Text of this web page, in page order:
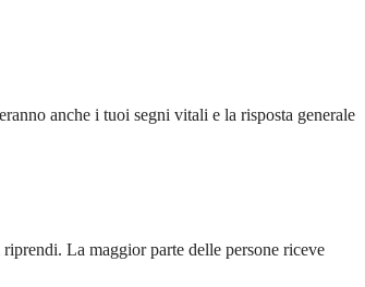
anche i tuoi segni vitali e la risposta generale
La maggior parte delle persone riceve